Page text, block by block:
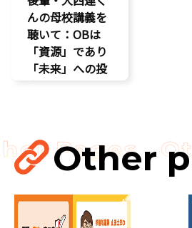
んの母校講義を
聴いて：OBは
「資源」であり
「未来」への投
資だ
講演会
Other